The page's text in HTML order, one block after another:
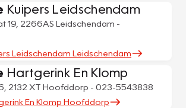
Kuipers Leidschendam
19, 2266AS Leidschendam -
Leidschendam Leidschendam
Hartgerink En Klomp
2132 XT Hoofddorp - 023-5543838
En Klomp Hoofddorp